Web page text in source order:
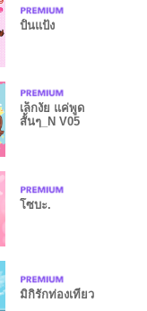
ปั้นแป้ง
เล็กงัย แค่พูด
สั้นๆ_N V05
โซบะ.
มิกิรักท่องเที่ยว